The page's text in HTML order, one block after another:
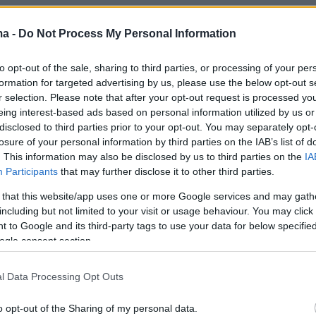
- Do Not Process My Personal Information
opt-out of the sale, sharing to third parties, or processing of your
for targeted advertising by us, please use the below opt-out
selection. Please note that after your opt-out request is processed
interest-based ads based on personal information utilized by us
to third parties prior to your opt-out. You may separately
of your personal information by third parties on the IAB’s list of
This information may also be disclosed by us to third parties on the
Participants that may further disclose it to other third parties.
that this website/app uses one or more Google services and may
but not limited to your visit or usage behaviour. You may
to Google and its third-party tags to use your data for below
consent section.
Data Processing Opt Outs
opt-out of the Sharing of my personal data.
που στο παρελθόν, είχε σχέσεις με γνωστές
στους φοιτητές του Πανεπιστημίου της
οποίους συνομιλούσε μέσω Zoom ότι
με τον «διάσημο έρωτα του». Όταν έπειτα
ποια πρόκειται, ο ίδιος δεν απάντησε, παρά
και αρκέστηκε σε μία λιτή απάντηση:
να μιλήσω».
για πρώτη φορά εικασίες για τη
Φεβρουάριο, όταν η Φίμπε Ντέινβορ
Μπρούκλιν της Νέας Υόρκης, όπου διαμένει
για τα γυρίσματα της